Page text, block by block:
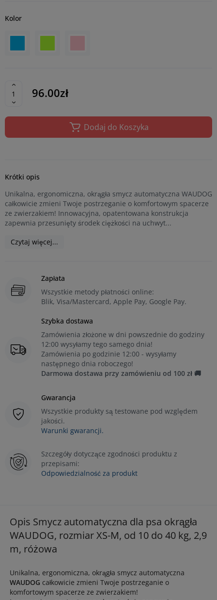
Kolor
96.00zł
Dodaj do Koszyka
Krótki opis
Unikalna, ergonomiczna, okrągła smycz automatyczna WAUDOG
całkowicie zmieni Twoje postrzeganie o komfortowym spacerze
ze zwierzakiem! Innowacyjna, opatentowana konstrukcja
zapewnia przesunięty środek ciężkości na uchwyt...
Czytaj więcej...
Zapłata
Wszystkie metody płatności online:
Blik, Visa/Mastercard, Apple Pay, Google Pay.
Szybka dostawa
Zamówienia złożone w dni powszednie do godziny
12:00 wysyłamy tego samego dnia!
Zamówienia po godzinie 12:00 - wysyłamy
następnego dnia roboczego!
Darmowa dostawa przy zamówieniu od 100 zł 🚚
Gwarancja
Wszystkie produkty są testowane pod względem
jakości.
Warunki gwarancji.
Szczegóły dotyczące zgodności produktu z
przepisami:
Odpowiedzialność za produkt
Opis Smycz automatyczna dla psa okrągła
WAUDOG, rozmiar XS-M, od 10 do 40 kg, 2,9
m, różowa
Unikalna, ergonomiczna, okrągła smycz automatyczna
WAUDOG całkowicie zmieni Twoje postrzeganie o
komfortowym spacerze ze zwierzakiem!